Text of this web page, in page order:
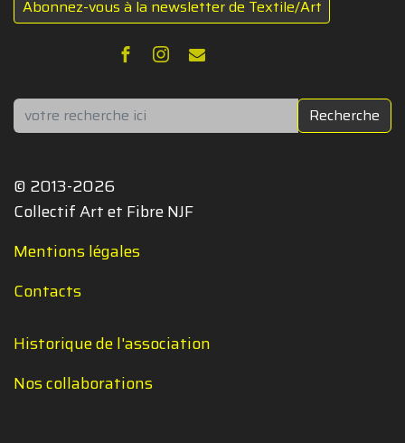
Abonnez-vous à la newsletter de Textile/Art
Rechercher Recherche
© 2013-2026
Collectif Art et Fibre NJF
Mentions légales
Contacts
Historique de l'association
Nos collaborations